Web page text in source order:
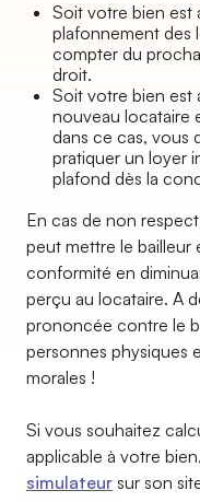
Soit votre bien est
plafonnement des
compter du
droit.
Soit votre bien est
nouveau locataire
dans ce cas, vous
pratiquer un loyer
plafond dès la
En cas de non
peut mettre le bailleur
conformité en
perçu au locataire. A
prononcée contre le
personnes physiques
morales !
Si vous souhaitez
applicable à votre
simulateur sur son